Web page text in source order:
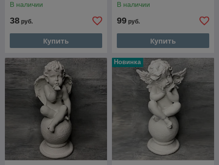
В наличии
38 руб.
Купить
В наличии
99 руб.
Купить
Новинка